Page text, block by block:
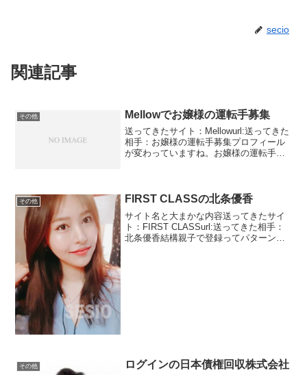
secio
関連記事
その他 Mellowでお嬢様の運転手募集
送ってきたサイト：Mellowurl:送ってきた
相手：お嬢様の運転手募集プロフィール
が変わっていますね。お嬢様の運転手募
すがも...
その他 FIRST CLASSの北条優香
サイト名と大まかな内容送ってきたサイ
ト：FIRST CLASSurl:送ってきた相手：
北条優香結構親子で登録ってパターンが
その他 ログインの日本債権回収株式会社